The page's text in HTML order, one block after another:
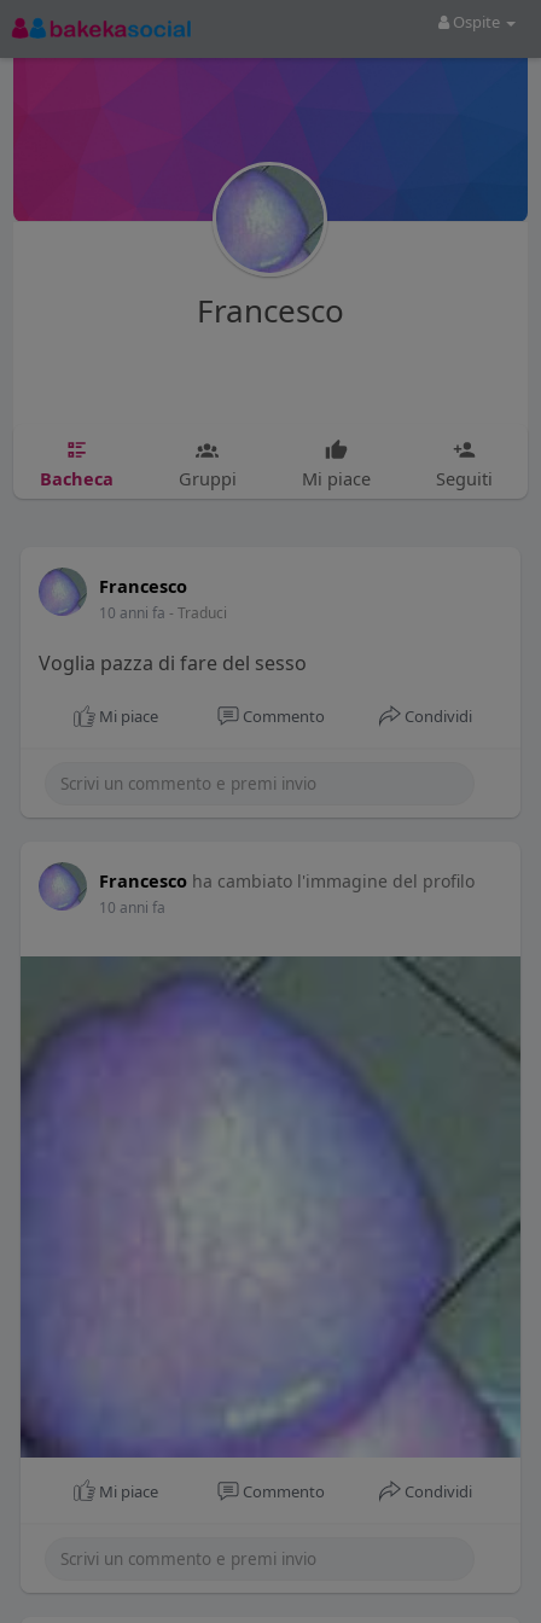
Ospite
Francesco
Bacheca Gruppi Mi piace Seguiti
Francesco
10 anni fa - Traduci
Voglia pazza di fare del sesso
Mi piace Commento Condividi
Francesco ha cambiato l'immagine del profilo
10 anni fa
Mi piace Commento Condividi